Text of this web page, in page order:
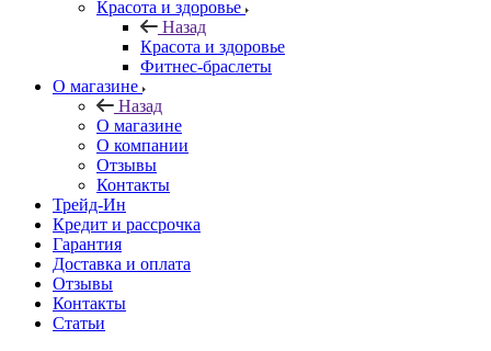
Красота и здоровье
Назад
Красота и здоровье
Фитнес-браслеты
О магазине
Назад
О магазине
О компании
Отзывы
Контакты
Трейд-Ин
Кредит и рассрочка
Гарантия
Доставка и оплата
Отзывы
Контакты
Статьи